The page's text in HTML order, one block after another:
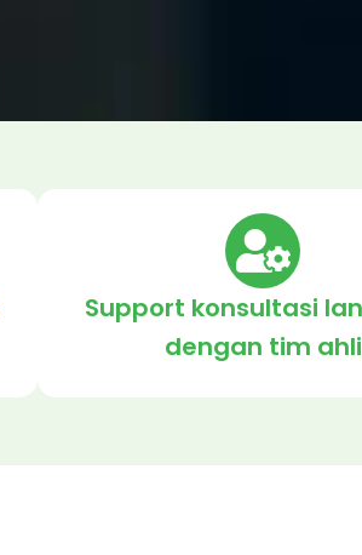
Support konsultasi
dengan tim ahli